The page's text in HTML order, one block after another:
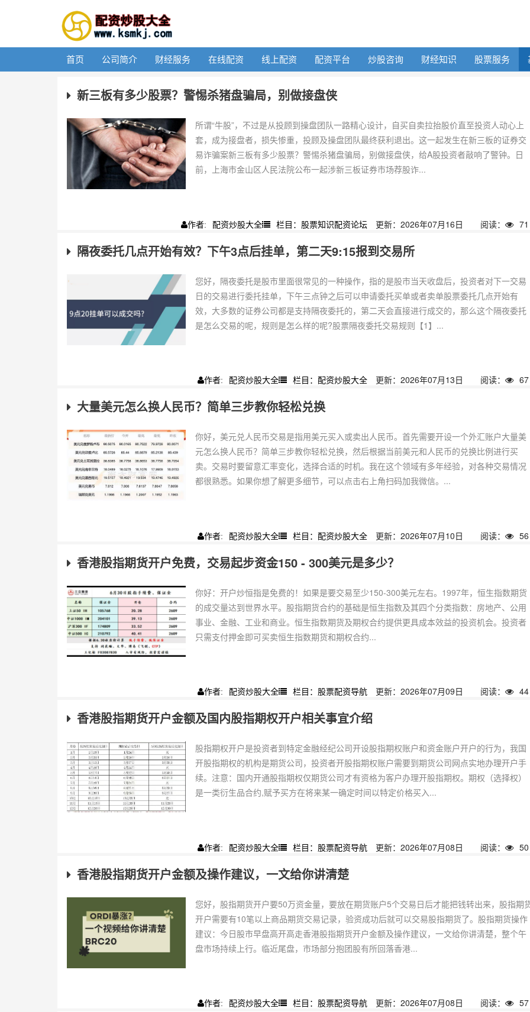
首页 公司简介 财经服务 在线配资 线上配资 配资平台 炒股咨询 财经知识 股票服务
新三板有多少股票？警惕杀猪盘骗局，别做接盘侠
所谓“牛股”，不过是从投顾到操盘团队一路精心设计，自买自卖拉抬股价直至投资人动心上
套，成为接盘者，损失惨重，投顾及操盘团队最终获利退出。这一起发生在新三板的证券交
易诈骗案新三板有多少股票？警惕杀猪盘骗局，别做接盘侠，给A股投资者敲响了警钟。日
前，上海市金山区人民法院公布一起涉新三板证券市场荐股诈...
作者: 配资炒股大全 栏目：股票知识配资论坛 更新：2026年07月16日 阅读： 71
隔夜委托几点开始有效？下午3点后挂单，第二天9:15报到交易所
您好，隔夜委托是股市里面很常见的一种操作，指的是股市当天收盘后，投资者对下一交易
日的交易进行委托挂单，下午三点钟之后可以申请委托买单或者卖单股票委托几点开始有
效，大多数的证券公司都是支持隔夜委托的，第二天会直接进行成交的，那么这个隔夜委托
是怎么交易的呢，规则是怎么样的呢?股票隔夜委托交易规则【1】...
作者: 配资炒股大全 栏目：配资炒股大全 更新：2026年07月13日 阅读： 67
大量美元怎么换人民币？简单三步教你轻松兑换
你好，美元兑人民币交易是指用美元买入或卖出人民币。首先需要开设一个外汇账户大量美
元怎么换人民币？简单三步教你轻松兑换，然后根据当前美元和人民币的兑换比例进行买
卖。交易时要留意汇率变化，选择合适的时机。我在这个领域有多年经验，对各种交易情况
都很熟悉。如果你想了解更多细节，可以点击右上角扫码加我微信。...
作者: 配资炒股大全 栏目：配资炒股大全 更新：2026年07月10日 阅读： 56
香港股指期货开户免费，交易起步资金150 - 300美元是多少？
你好：开户炒恒指是免费的！如果是要交易至少150-300美元左右。1997年，恒生指数期货
的成交量达到世界水平。股指期货合约的基础是恒生指数及其四个分类指数：房地产、公用
事业、金融、工业和商业。恒生指数期货及期权合约提供更具成本效益的投资机会。投资者
只需支付押金即可买卖恒生指数期货和期权合约...
作者: 配资炒股大全 栏目：股票配资导航 更新：2026年07月09日 阅读： 44
香港股指期货开户金额及国内股指期权开户相关事宜介绍
股指期权开户是投资者到特定金融经纪公司开设股指期权账户和资金账户开户的行为，我国
开股指期权的机构是期货公司，投资者开股指期权账户需要到期货公司网点实地办理开户手
续。注意：国内开通股指期权仅期货公司才有资格为客户办理开股指期权。期权（选择权）
是一类衍生品合约,赋予买方在将来某一确定时间以特定价格买入...
作者: 配资炒股大全 栏目：股票配资导航 更新：2026年07月08日 阅读： 50
香港股指期货开户金额及操作建议，一文给你讲清楚
您好，股指期货开户要50万资金量，要放在期货账户5个交易日后才能把钱转出来，股指期
开户需要有10笔以上商品期货交易记录，验资成功后就可以交易股指期货了。股指期货操作
建议：今日股市早盘高开高走香港股指期货开户金额及操作建议，一文给你讲清楚，整个午
盘市场持续上行。临近尾盘，市场部分抱团股有所回落香港...
作者: 配资炒股大全 栏目：股票配资导航 更新：2026年07月08日 阅读： 57